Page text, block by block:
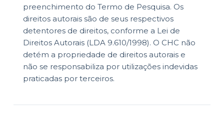
preenchimento do Termo de Pesquisa. Os
direitos autorais são de seus respectivos
detentores de direitos, conforme a Lei de
Direitos Autorais (LDA 9.610/1998). O CHC não
detém a propriedade de direitos autorais e
não se responsabiliza por utilizações indevidas
praticadas por terceiros.